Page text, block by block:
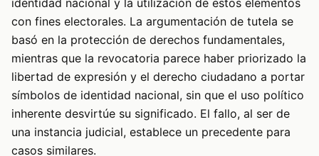
identidad nacional y la utilización de estos elementos
con fines electorales. La argumentación de tutela se
basó en la protección de derechos fundamentales,
mientras que la revocatoria parece haber priorizado la
libertad de expresión y el derecho ciudadano a portar
símbolos de identidad nacional, sin que el uso político
inherente desvirtúe su significado. El fallo, al ser de
una instancia judicial, establece un precedente para
casos similares.